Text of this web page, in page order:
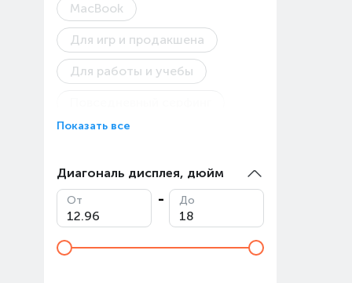
MacBook
Для игр и продакшена
Для работы и учебы
Показать все
Диагональ дисплея, дюйм
От До